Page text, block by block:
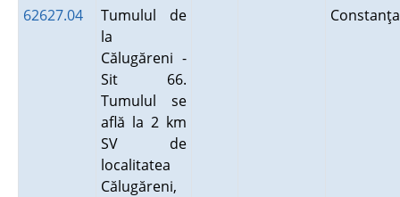
62627.04
Tumulul de
la
Călugăreni -
Sit 66.
Tumulul se
află la 2 km
SV de
localitatea
Călugăreni,
Constanţa